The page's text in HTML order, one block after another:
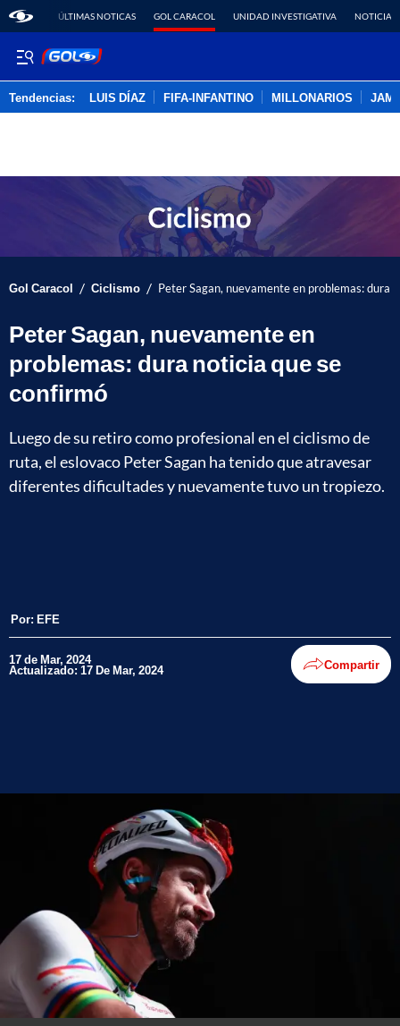
ÚLTIMAS NOTICAS GOL CARACOL UNIDAD INVESTIGATIVA NOTICIAS
Tendencias: LUIS DÍAZ FIFA-INFANTINO MILLONARIOS
Gol Caracol / Ciclismo / Peter Sagan, nuevamente en problemas: dura
Peter Sagan, nuevamente en
problemas: dura noticia que se
confirmó
Luego de su retiro como profesional en el ciclismo de
ruta, el eslovaco Peter Sagan ha tenido que atravesar
diferentes dificultades y nuevamente tuvo un tropiezo.
Por: EFE
17 de Mar, 2024
Actualizado: 17 De Mar, 2024 Compartir